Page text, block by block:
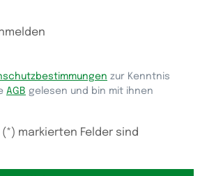
zur Kenntnis
AGB gelesen und bin mit ihnen
markierten Felder sind